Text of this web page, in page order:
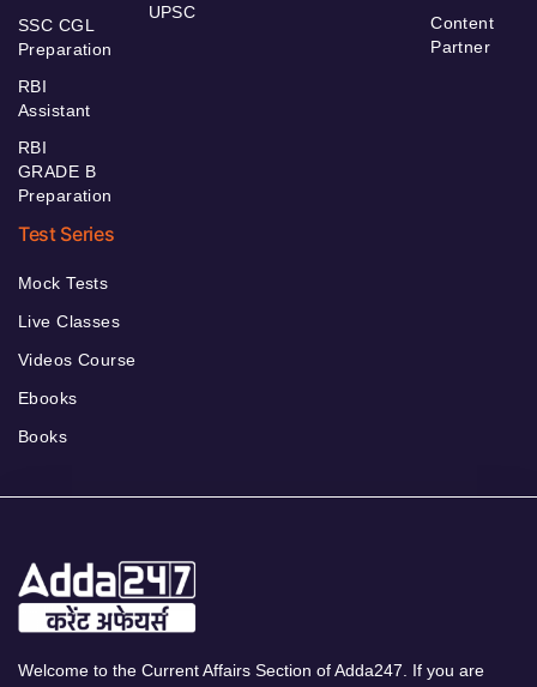
SSC CGL
Preparation
RBI
Assistant
RBI
GRADE B
Preparation
UPSC
Content
Partner
Test Series
Mock Tests
Live Classes
Videos Course
Ebooks
Books
Welcome to the Current Affairs Section of Adda247. If you are